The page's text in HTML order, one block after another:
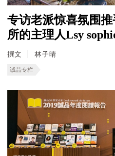
专访老派惊喜氛围
所的主理人Lsy
撰文 林子晴
诚品专栏